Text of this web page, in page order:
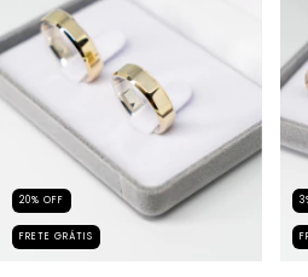
20% OFF
FRETE GRÁTIS
3